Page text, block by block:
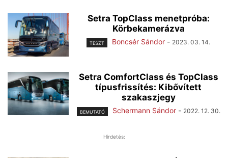
Setra TopClass menetpróba:
Körbekamerázva
TESZT Boncsér Sándor - 2023. 03. 14.
Setra ComfortClass és TopClass
típusfrissítés: Kibővített
szakaszjegy
BEMUTATÓ Schermann Sándor - 2022. 12. 30.
Hirdetés: